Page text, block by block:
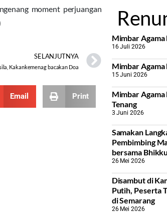
moment perjuangan
SELANJUTNYA
Kakankemenag bacakan Doa
Email Print
Mimbar Agama
16 Juli 2026
Mimbar Agama
15 Juni 2026
Mimbar
Tenang
3 Juni 2026
Samakan
Pembimbing
bersama Bhikku
26 Mei 2026
Disambut di
Putih, Peserta
di Semarang
26 Mei 2026